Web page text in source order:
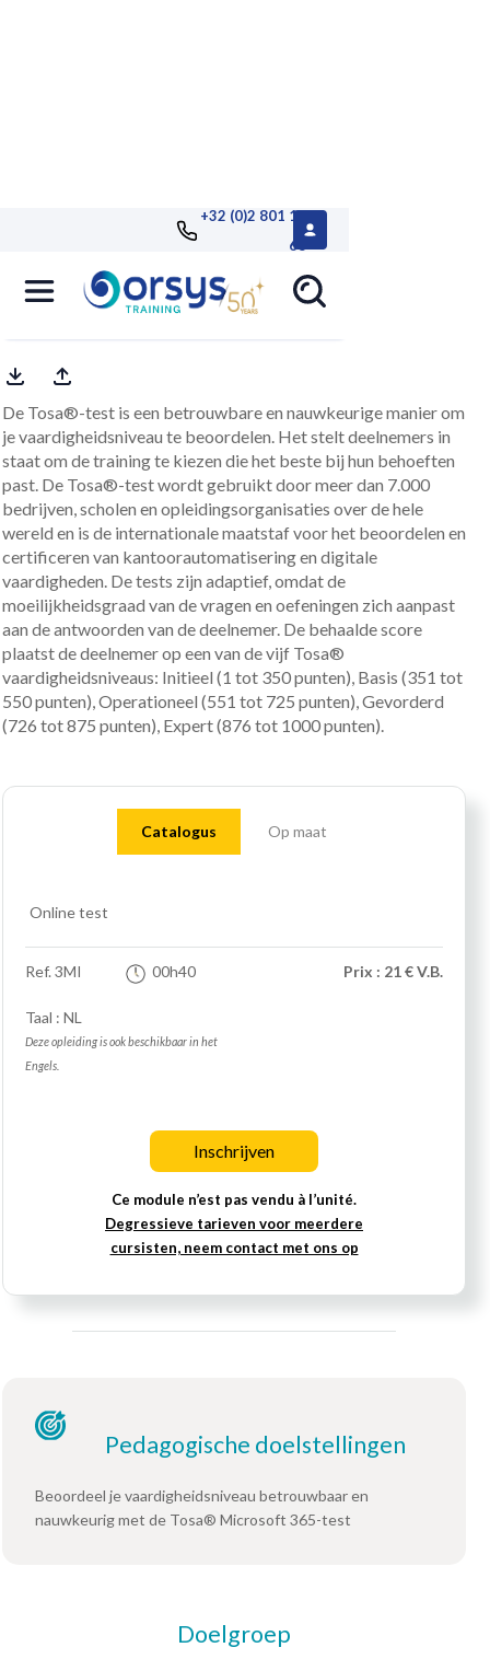
+32 (0)2 801 13
68
Tosa® Microsoft 365, evaluatie
Rapport op maat inbegrepen
De Tosa®-test is een betrouwbare en nauwkeurige manier om
je vaardigheidsniveau te beoordelen. Het stelt deelnemers in
staat om de training te kiezen die het beste bij hun behoeften
past. De Tosa®-test wordt gebruikt door meer dan 7.000
bedrijven, scholen en opleidingsorganisaties over de hele
wereld en is de internationale maatstaf voor het beoordelen en
certificeren van kantoorautomatisering en digitale
vaardigheden. De tests zijn adaptief, omdat de
moeilijkheidsgraad van de vragen en oefeningen zich aanpast
aan de antwoorden van de deelnemer. De behaalde score
plaatst de deelnemer op een van de vijf Tosa®
vaardigheidsniveaus: Initieel (1 tot 350 punten), Basis (351 tot
550 punten), Operationeel (551 tot 725 punten), Gevorderd
(726 tot 875 punten), Expert (876 tot 1000 punten).
Catalogus Op maat
Online test
Ref.3MI 00h40 Prix : 21 € V.B.
Taal : NL
Deze opleiding is ook beschikbaar in het
Engels.
Inschrijven
Ce module n’est pas vendu à l’unité.
Degressieve tarieven voor meerdere
cursisten, neem contact met ons op
Pedagogische doelstellingen
Beoordeel je vaardigheidsniveau betrouwbaar en
nauwkeurig met de Tosa® Microsoft 365-test
Doelgroep